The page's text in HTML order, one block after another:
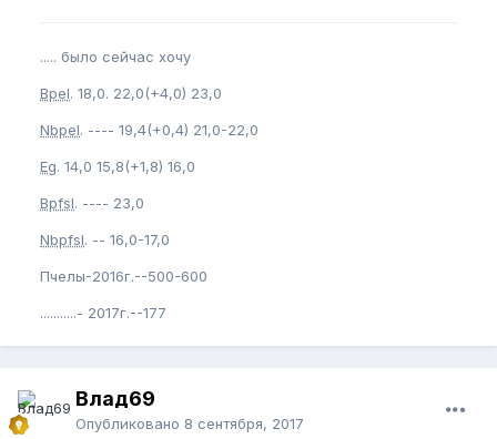
..... было сейчас хочу
Bpel. 18,0. 22,0(+4,0) 23,0
Nbpel. ---- 19,4(+0,4) 21,0-22,0
Eg. 14,0 15,8(+1,8) 16,0
Bpfsl. ---- 23,0
Nbpfsl. -- 16,0-17,0
Пчелы-2016г.--500-600
...........- 2017г.--177
Влад69
Опубликовано 8 сентября, 2017